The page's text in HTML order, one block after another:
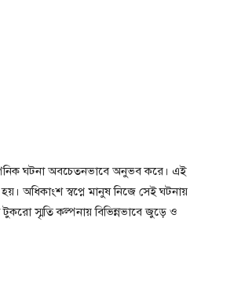
ঘটনা অবচেতনভাবে অনুভব করে। এই
অধিকাংশ স্বপ্নে মানুষ নিজে সেই ঘটনায়
স্মৃতি কল্পনায় বিভিন্নভাবে জুড়ে ও